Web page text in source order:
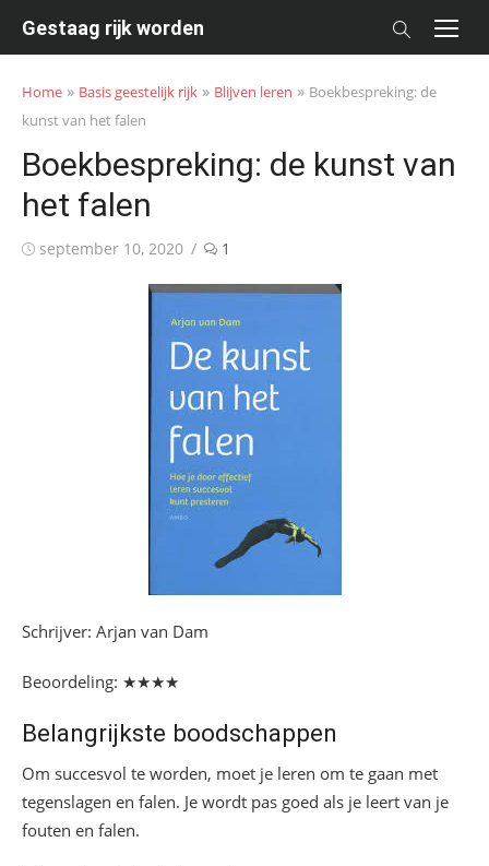
Gestaag rijk worden
Home » Basis geestelijk rijk » Blijven leren » Boekbespreking: de
kunst van het falen
Boekbespreking: de kunst van
het falen
Posted
september 10, 2020 1
Schrijver: Arjan van Dam
Beoordeling: ★★★★
Belangrijkste boodschappen
Om succesvol te worden, moet je leren om te gaan met
tegenslagen en falen. Je wordt pas goed als je leert van je
fouten en falen.